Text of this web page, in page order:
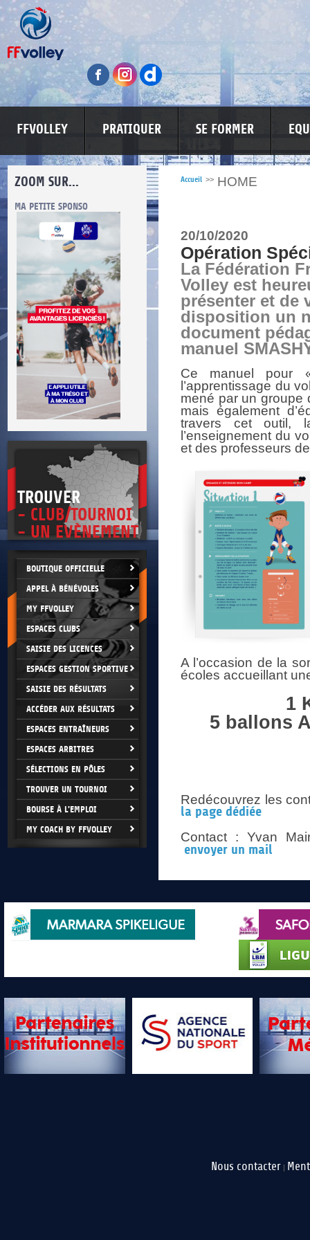
FFVOLLEY PRATIQUER SE FORMER
ZOOM SUR...
MA PETITE SPONSO INFORMATIONS CORONAVIRUS
DOCUMENTS UTILES
SITUATION SANITAIRE
COVID-19
CLIQUEZ ICI
TROUVER
- CLUB/TOURNOI
- UN EVÈNEMENT
BOUTIQUE OFFICIELLE
APPEL À BÉNÉVOLES
MY FFVOLLEY
ESPACES CLUBS
SAISIE DES LICENCES
ESPACES GESTION SPORTIVE
SAISIE DES RÉSULTATS
ACCÉDER AUX RÉSULTATS
ESPACES ENTRAÎNEURS
ESPACES ARBITRES
SÉLECTIONS EN PÔLES
TROUVER UN TOURNOI
BOURSE À L'EMPLOI
MY COACH BY FFVOLLEY
Accueil >> HOME
20/10/2020
Opération
La Fédération
Volley est
présenter et de
disposition un
document
manuel
Ce manuel pour
l’apprentissage du
mené par un groupe
mais également
travers cet outil,
l’enseignement du
et des professeurs
A l’occasion de la
écoles accueillant
1
5 ballons
Redécouvrez les
la page dédiée
Contact : Yvan
envoyer un mail
Nous contacter |